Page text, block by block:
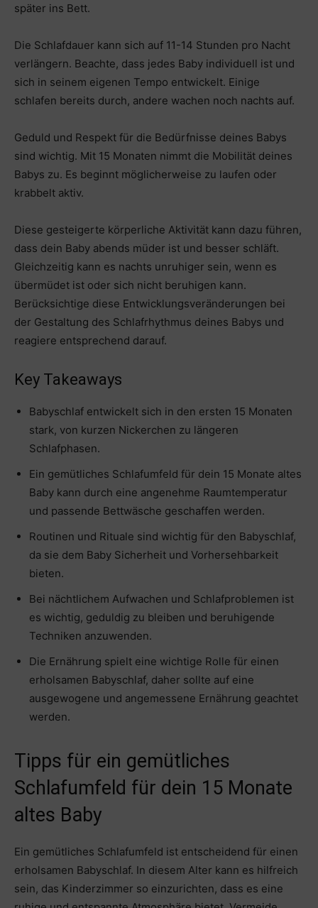
später ins Bett.
Die Schlafdauer kann sich auf 11-14 Stunden pro Nacht
verlängern. Beachte, dass jedes Baby individuell ist und
sich in seinem eigenen Tempo entwickelt. Einige
schlafen bereits durch, andere wachen noch nachts auf.
Geduld und Respekt für die Bedürfnisse deines Babys
sind wichtig. Mit 15 Monaten nimmt die Mobilität deines
Babys zu. Es beginnt möglicherweise zu laufen oder
krabbelt aktiv.
Diese gesteigerte körperliche Aktivität kann dazu führen,
dass dein Baby abends müder ist und besser schläft.
Gleichzeitig kann es nachts unruhiger sein, wenn es
übermüdet ist oder sich nicht beruhigen kann.
Berücksichtige diese Entwicklungsveränderungen bei
der Gestaltung des Schlafrhythmus deines Babys und
reagiere entsprechend darauf.
Key Takeaways
Babyschlaf entwickelt sich in den ersten 15 Monaten
stark, von kurzen Nickerchen zu längeren
Schlafphasen.
Ein gemütliches Schlafumfeld für dein 15 Monate altes
Baby kann durch eine angenehme Raumtemperatur
und passende Bettwäsche geschaffen werden.
Routinen und Rituale sind wichtig für den Babyschlaf,
da sie dem Baby Sicherheit und Vorhersehbarkeit
bieten.
Bei nächtlichem Aufwachen und Schlafproblemen ist
es wichtig, geduldig zu bleiben und beruhigende
Techniken anzuwenden.
Die Ernährung spielt eine wichtige Rolle für einen
erholsamen Babyschlaf, daher sollte auf eine
ausgewogene und angemessene Ernährung geachtet
werden.
Tipps für ein gemütliches
Schlafumfeld für dein 15 Monate
altes Baby
Ein gemütliches Schlafumfeld ist entscheidend für einen
erholsamen Babyschlaf. In diesem Alter kann es hilfreich
sein, das Kinderzimmer so einzurichten, dass es eine